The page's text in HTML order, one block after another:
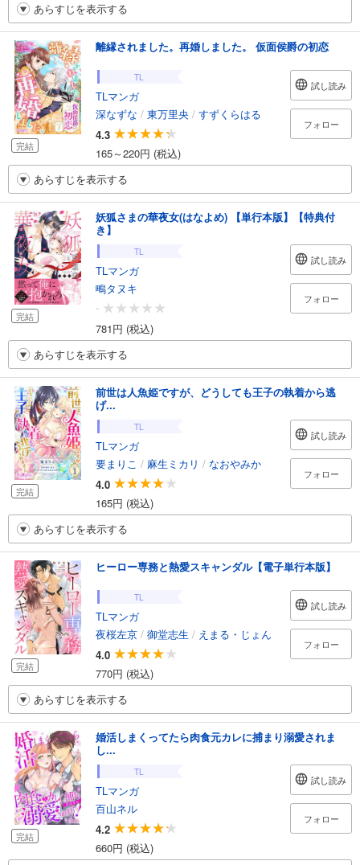
あらすじを表示する
完結
離縁されました。再婚しました。 仮面侯爵の初恋
TL
TLマンガ
深なずな / 東万里央 / すずくらはる
4.3
165～220円 (税込)
試し読み
フォロー
あらすじを表示する
完結
妖狐さまの華夜女(はなよめ) 【単行本版】【特典付
き】
TL
TLマンガ
鴫タヌキ
-
781円 (税込)
試し読み
フォロー
あらすじを表示する
完結
前世は人魚姫ですが、どうしても王子の執着から逃
げ...
TL
TLマンガ
要まりこ / 麻生ミカリ / なおやみか
4.0
165円 (税込)
試し読み
フォロー
あらすじを表示する
完結
ヒーロー専務と熱愛スキャンダル【電子単行本版】
TL
TLマンガ
夜桜左京 / 御堂志生 / えまる・じょん
4.0
770円 (税込)
試し読み
フォロー
あらすじを表示する
完結
婚活しまくってたら肉食元カレに捕まり溺愛されま
し...
TL
TLマンガ
百山ネル
4.2
660円 (税込)
試し読み
フォロー